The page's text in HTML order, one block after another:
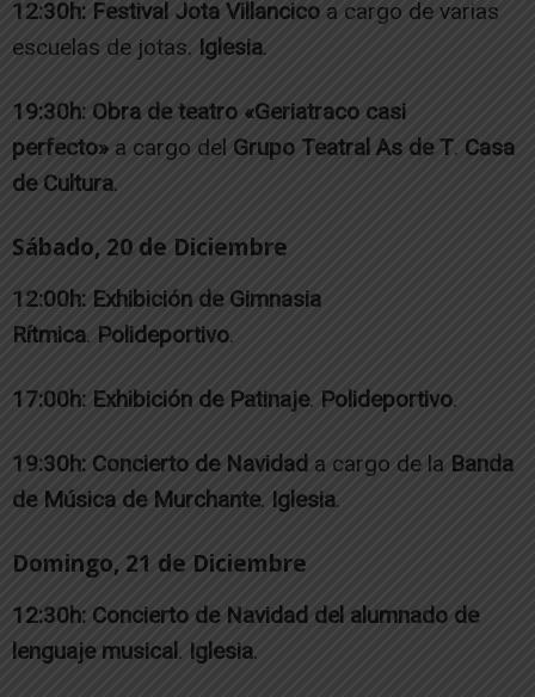
12:30h: Festival Jota Villancico a cargo de varias
escuelas de jotas. Iglesia.
19:30h: Obra de teatro «Geriatraco casi
perfecto» a cargo del Grupo Teatral As de T. Casa
de Cultura.
Sábado, 20 de Diciembre
12:00h: Exhibición de Gimnasia
Rítmica. Polideportivo.
17:00h: Exhibición de Patinaje. Polideportivo.
19:30h: Concierto de Navidad a cargo de la Banda
de Música de Murchante. Iglesia.
Domingo, 21 de Diciembre
12:30h: Concierto de Navidad del alumnado de
lenguaje musical . Iglesia.